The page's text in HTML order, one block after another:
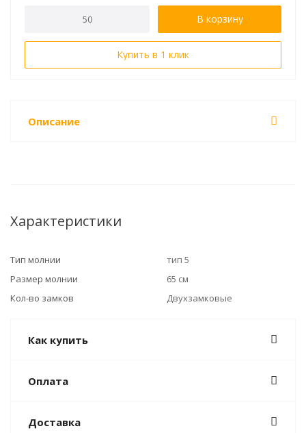
В корзину
Купить в 1 клик
Описание
Характеристики
Тип молнии
тип 5
Размер молнии
65 см
Кол-во замков
Двухзамковые
Как купить
Оплата
Доставка